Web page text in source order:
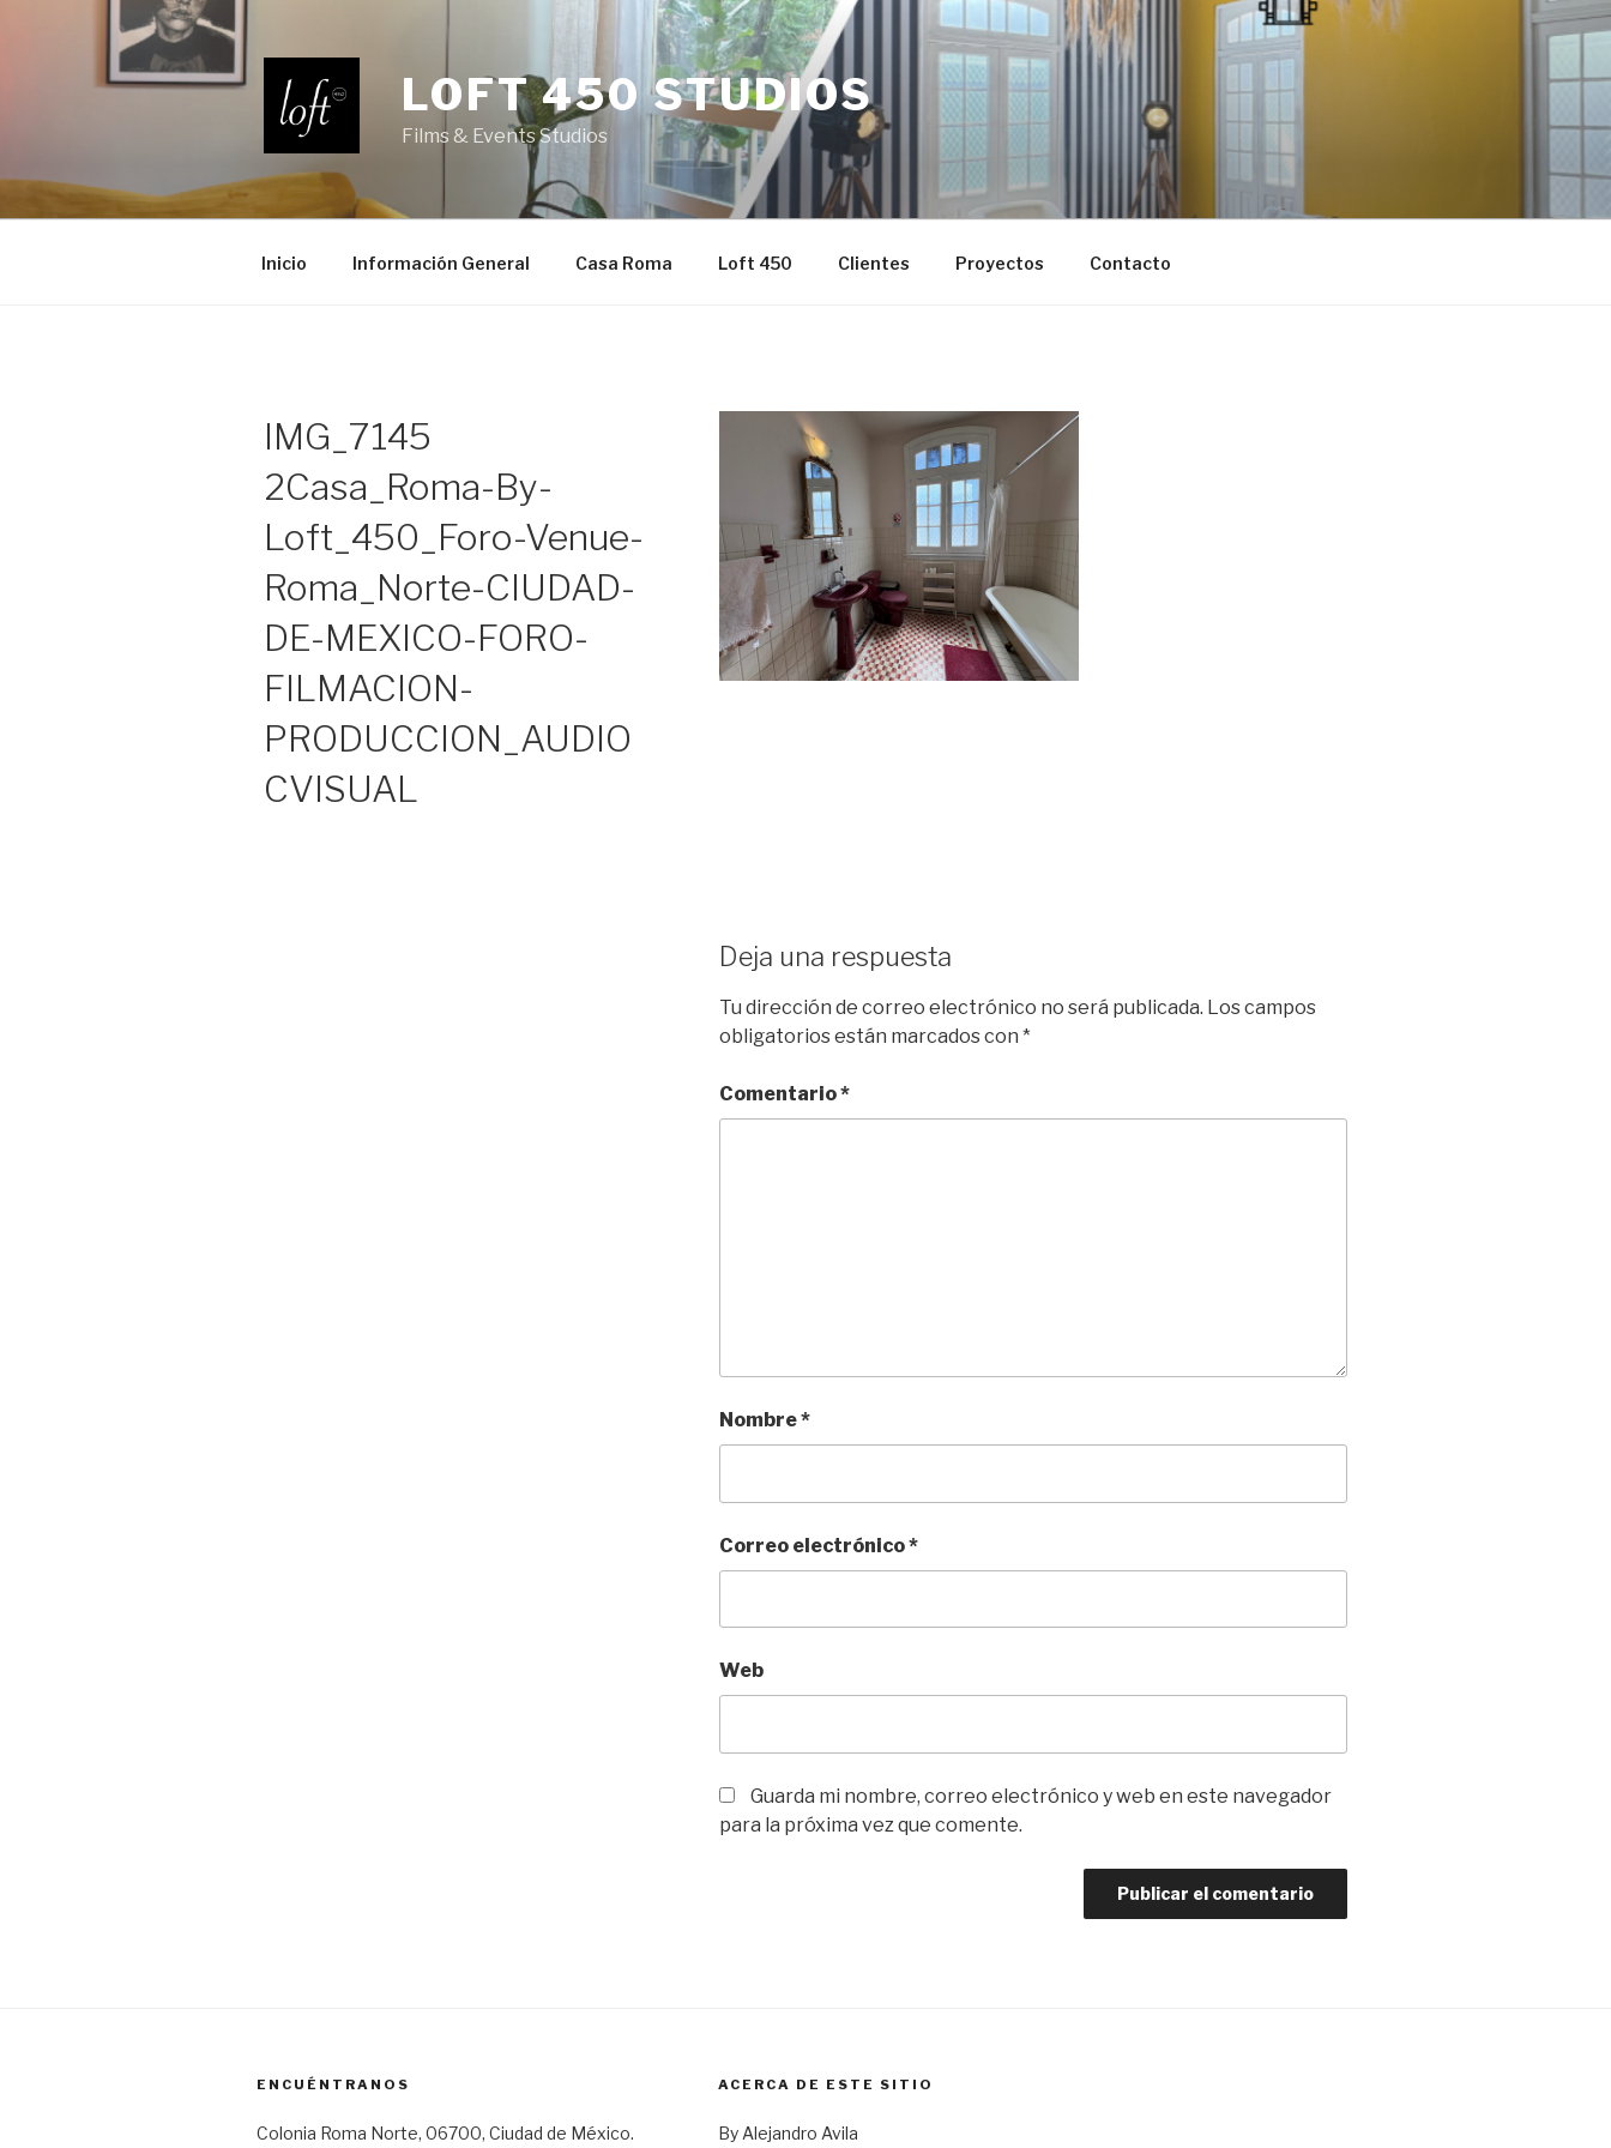
LOFT 450 STUDIOS
Films & Events Studios
Inicio Información General Casa Roma Loft 450 Clientes Proyectos Contacto
IMG_7145
2Casa_Roma-By-
Loft_450_Foro-Venue-
Roma_Norte-CIUDAD-
DE-MEXICO-FORO-
FILMACION-
PRODUCCION_AUDIO
CVISUAL
Deja una respuesta
Tu dirección de correo electrónico no será publicada. Los campos
obligatorios están marcados con *
Comentario*
Nombre*
Correo electrónico*
Web
Guarda mi nombre, correo electrónico y web en este navegador
para la próxima vez que comente.
ENCUÉNTRANOS
Colonia Roma Norte, 06700, Ciudad de México.
ACERCA DE ESTE SITIO
By Alejandro Avila